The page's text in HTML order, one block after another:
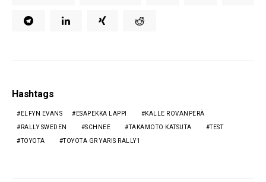
Hashtags
ELFYN EVANS ESAPEKKA LAPPI KALLE ROVANPERÄ
RALLY SWEDEN SCHNEE TAKAMOTO KATSUTA TEST
TOYOTA TOYOTA GR YARIS RALLY1